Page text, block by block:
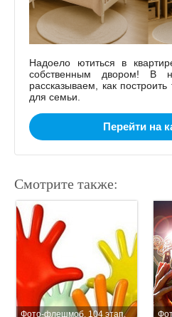
Надоело ютиться в
собственным двором! В
рассказываем, как
для семьи.
Перейти на
Смотрите также:
Фото-флешмоб. 104 этап.